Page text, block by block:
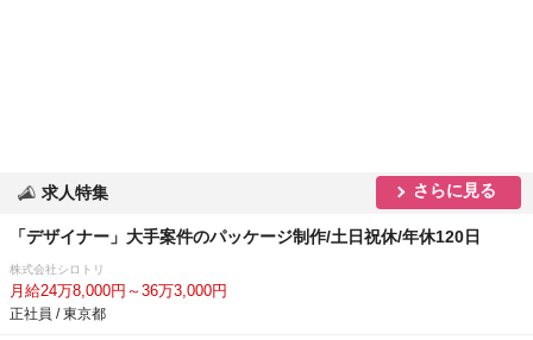
求人特集 さらに見る
「デザイナー」大手案件のパッケージ制作/土日祝休/年休120日
株式会社シロトリ
月給24万8,000円～36万3,000円
正社員 / 東京都